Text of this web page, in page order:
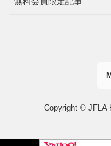
Copyright © JFLA